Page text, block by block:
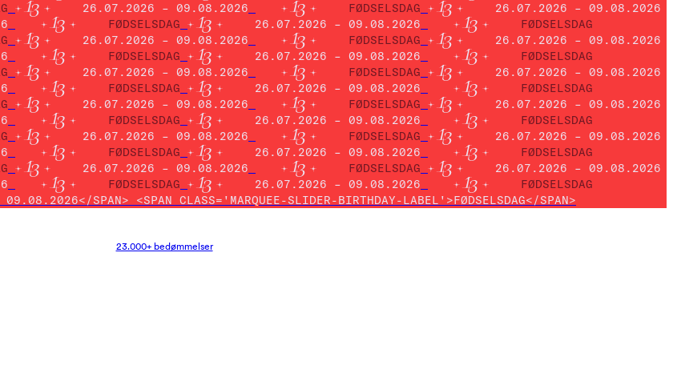
26.07.2026 – 09.08.2026 FØDSELSDAG
26.07.2026 – 09.08.2026
FØDSELSDAG 26.07.2026 – 09.08.2026
FØDSELSDAG
26.07.2026 – 09.08.2026 FØDSELSDAG
26.07.2026 – 09.08.2026
FØDSELSDAG 26.07.2026 – 09.08.2026
FØDSELSDAG
26.07.2026 – 09.08.2026 FØDSELSDAG
26.07.2026 – 09.08.2026
FØDSELSDAG 26.07.2026 – 09.08.2026
FØDSELSDAG
26.07.2026 – 09.08.2026 FØDSELSDAG
26.07.2026 – 09.08.2026
FØDSELSDAG 26.07.2026 – 09.08.2026
FØDSELSDAG
26.07.2026 – 09.08.2026 FØDSELSDAG
26.07.2026 – 09.08.2026
FØDSELSDAG 26.07.2026 – 09.08.2026
FØDSELSDAG
26.07.2026 – 09.08.2026 FØDSELSDAG
26.07.2026 – 09.08.2026
FØDSELSDAG 26.07.2026 – 09.08.2026
FØDSELSDAG
SPAN> <SPAN CLASS='MARQUEE-SLIDER-BIRTHDAY-LABEL'>FØDSELSDAG</SPAN>
23.000+ bedømmelser